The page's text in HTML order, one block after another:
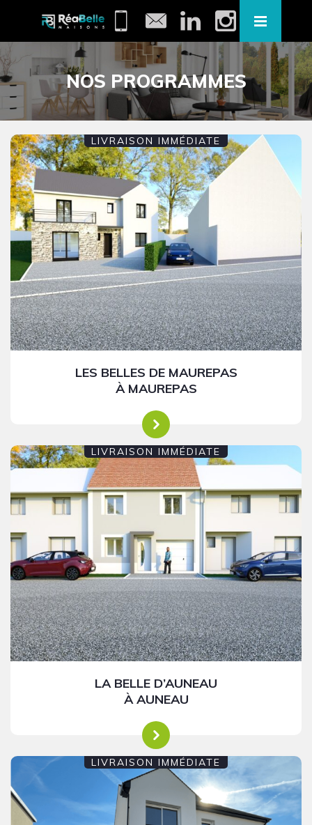
NOS PROGRAMMES
LIVRAISON IMMÉDIATE
LES BELLES DE MAUREPAS
À MAUREPAS
LIVRAISON IMMÉDIATE
LA BELLE D’AUNEAU
À AUNEAU
LIVRAISON IMMÉDIATE